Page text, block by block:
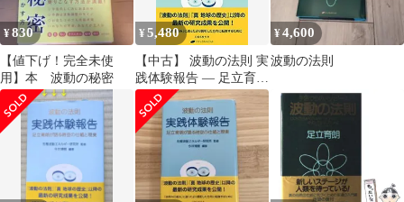
¥830
【値下げ！完全未使
用】本 波動の秘密
¥5,480
【中古】 波動の法則 実
践体験報告 — 足立育朗
が語る時空の仕組と現
実
¥4,600
波動の法則